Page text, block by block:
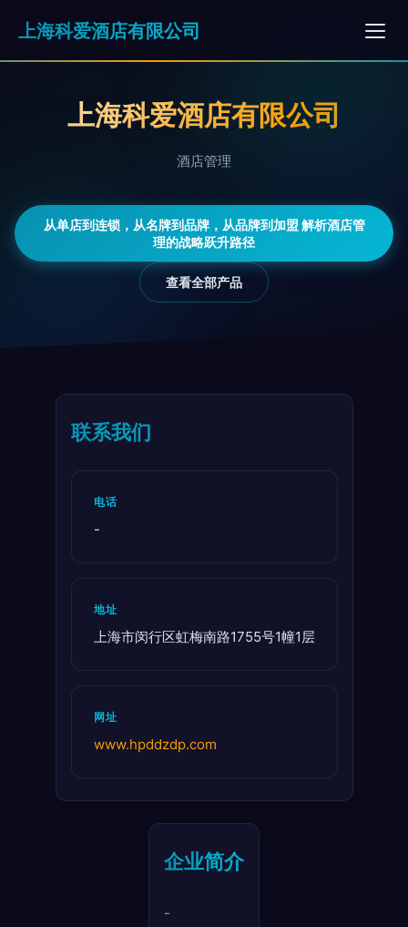
上海科爱酒店有限公司
上海科爱酒店有限公司
酒店管理
从单店到连锁，从名牌到品牌，从品牌到加盟 解析酒店管
理的战略跃升路径
查看全部产品
联系我们
电话
-
地址
上海市闵行区虹梅南路1755号1幢1层
网址
www.hpddzdp.com
企业简介
-